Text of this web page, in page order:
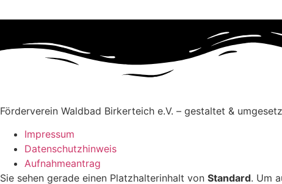
Förderverein Waldbad Birkerteich e.V. – gestaltet &
Impressum
Datenschutzhinweis
Aufnahmeantrag
Sie sehen gerade einen Platzhalterinhalt von Standard. Um